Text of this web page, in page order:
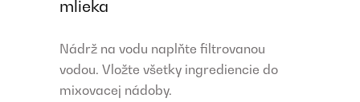
mlieka
Nádrž na vodu naplňte filtrovanou
vodou. Vložte všetky ingrediencie do
mixovacej nádoby.